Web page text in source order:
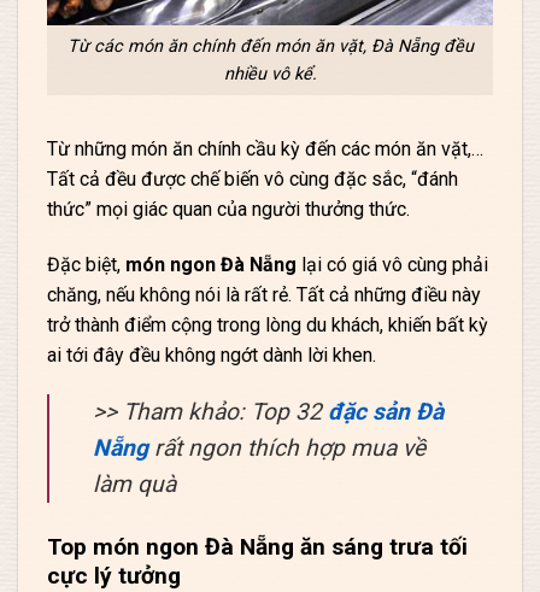
Từ các món ăn chính đến món ăn vặt, Đà Nẵng đều
nhiều vô kể.
Từ những món ăn chính cầu kỳ đến các món ăn vặt,…
Tất cả đều được chế biến vô cùng đặc sắc, “đánh
thức” mọi giác quan của người thưởng thức.
Đặc biệt, món ngon Đà Nẵng lại có giá vô cùng phải
chăng, nếu không nói là rất rẻ. Tất cả những điều này
trở thành điểm cộng trong lòng du khách, khiến bất kỳ
ai tới đây đều không ngớt dành lời khen.
>> Tham khảo: Top 32 đặc sản Đà
Nẵngrất ngon thích hợp mua về
làm quà
Top món ngon Đà Nẵng ăn sáng trưa tối
cực lý tưởng